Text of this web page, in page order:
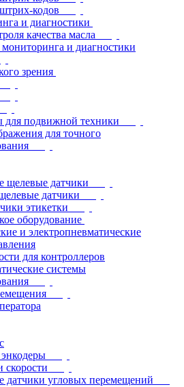
кодов
и диагностики
качества масла
и диагностики
зрения
для подвижной техники
для точного
щелевые датчики
датчики
этикетки
оборудование
и электропневматические
для контроллеров
системы
датчики угловых перемещений